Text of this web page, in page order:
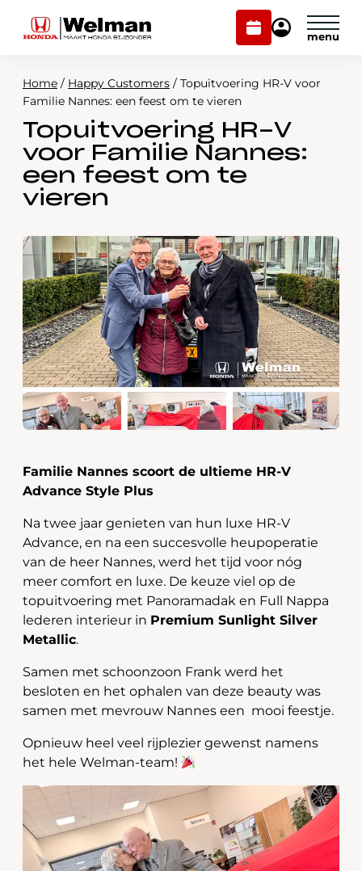
Plan
onderhoud
Mijn
Modellen
Voorraad
Onderhoud en service
Webshop
Contact
Plan onderhoud
Mijn Honda Welman
Home / Happy Customers / Topuitvoering HR-V voor
Familie Nannes: een feest om te vieren
Topuitvoering HR-V
voor Familie Nannes:
een feest om te
vieren
Familie Nannes scoort de ultieme HR-V
Advance Style Plus
Na twee jaar genieten van hun luxe HR-V
Advance, en na een succesvolle heupoperatie
van de heer Nannes, werd het tijd voor nóg
meer comfort en luxe. De keuze viel op de
topuitvoering met Panoramadak en Full Nappa
lederen interieur in Premium Sunlight Silver
Metallic.
Samen met schoonzoon Frank werd het
besloten en het ophalen van deze beauty was
samen met mevrouw Nannes een mooi feestje.
Opnieuw heel veel rijplezier gewenst namens
het hele Welman-team!